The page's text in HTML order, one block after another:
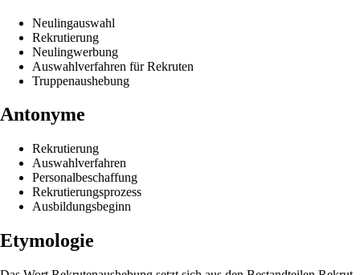
Neulingauswahl
Rekrutierung
Neulingwerbung
Auswahlverfahren für Rekruten
Truppenaushebung
Antonyme
Rekrutierung
Auswahlverfahren
Personalbeschaffung
Rekrutierungsprozess
Ausbildungsbeginn
Etymologie